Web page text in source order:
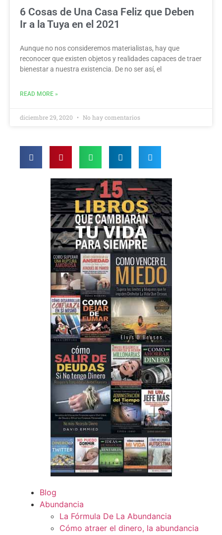
6 Cosas de Una Casa Feliz que Deben
Ir a la Tuya en el 2021
Aunque no nos consideremos materialistas, hay que
reconocer que existen objetos y realidades capaces de traer
bienestar a nuestra existencia. De no ser así, el
READ MORE »
diciembre 29, 2020 No hay comentarios
Blog
Abundancia
La Fórmula De La Abundancia
Cómo atraer el dinero, la abundancia